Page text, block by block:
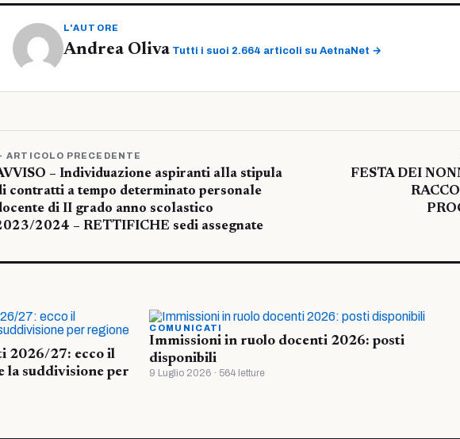
L'AUTORE
Andrea Oliva Tutti i suoi 2.664 articoli su AetnaNet →
ARTICOLO PRECEDENTE
– Individuazione aspiranti alla stipula
contratti a tempo determinato personale
di II grado anno scolastico
2024 – RETTIFICHE sedi assegnate
FESTA DEI
2026/27: ecco il
la suddivisione per
COMUNICATI
Immissioni in ruolo docenti 2026: posti
disponibili
9 Luglio 2026 · 564 letture